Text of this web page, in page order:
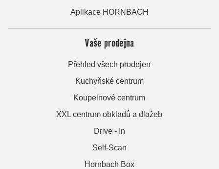
Aplikace HORNBACH
Vaše prodejna
Přehled všech prodejen
Kuchyňské centrum
Koupelnové centrum
XXL centrum obkladů a dlažeb
Drive - In
Self-Scan
Hornbach Box